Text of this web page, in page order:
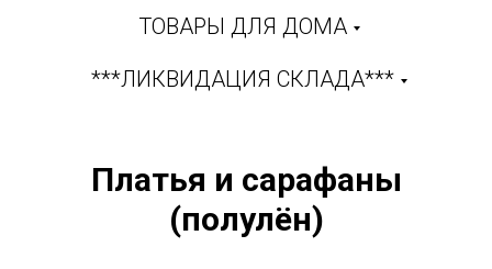
ТОВАРЫ ДЛЯ ДОМА
***ЛИКВИДАЦИЯ СКЛАДА***
Платья и сарафаны
(полулён)